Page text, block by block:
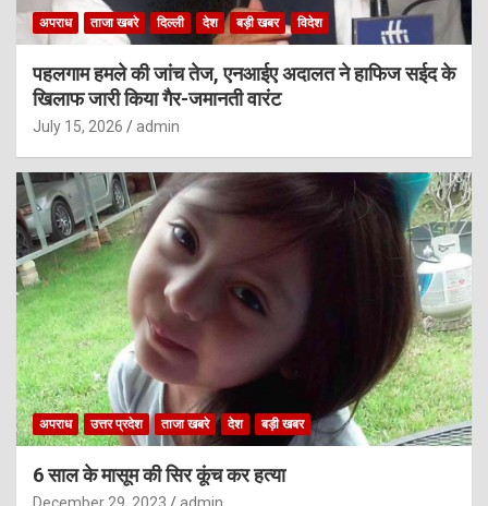
अपराध ताजा खबरे दिल्ली देश बड़ी खबर विदेश
पहलगाम हमले की जांच तेज, एनआईए अदालत ने हाफिज सईद के
खिलाफ जारी किया गैर-जमानती वारंट
July 15, 2026 admin
अपराध उत्तर प्रदेश ताजा खबरे देश बड़ी खबर
6 साल के मासूम की सिर कूंच कर हत्या
December 29, 2023 admin